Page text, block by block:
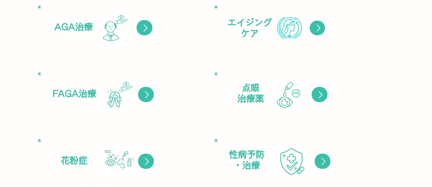
AGA治療ボタン
FAGA治療ボタン
花粉症ボタン
エイジング
​ケア
ボタン
​点眼
治療薬ボタン
性病予防
・治療
ボタン